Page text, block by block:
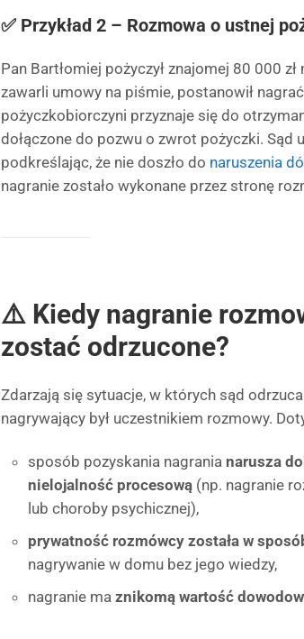
✅ Przykład 2 – Rozmowa o ustnej
Pan Bartłomiej pożyczył znajomej 80 000
zawarli umowy na piśmie, postanowił
pożyczkobiorczyni przyznaje się do
dołączone do pozwu o zwrot pożyczki. Sąd
podkreślając, że nie doszło do naruszenia
nagranie zostało wykonane przez stronę
⚠️ Kiedy nagranie
zostać odrzucone?
Zdarzają się sytuacje, w których sąd
nagrywający był uczestnikiem rozmowy.
sposób pozyskania nagrania narusza
nielojalność procesową (np. nagranie
lub choroby psychicznej),
prywatność rozmówcy została w
nagrywanie w domu bez jego wiedzy,
nagranie ma znikomą wartość